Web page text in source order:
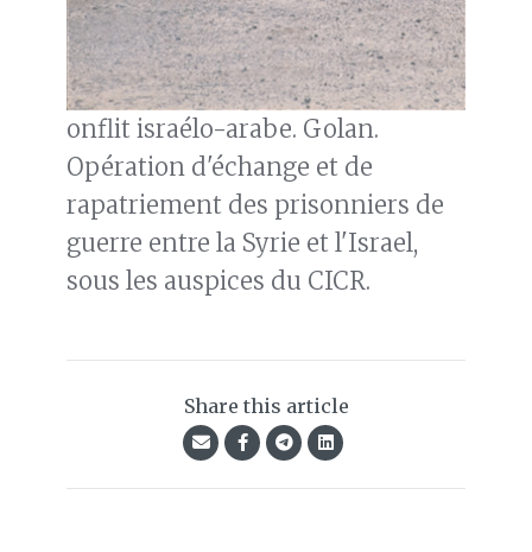
onflit israélo-arabe. Golan.
Opération d'échange et de
rapatriement des prisonniers de
guerre entre la Syrie et l'Israel,
sous les auspices du CICR.
Share this article